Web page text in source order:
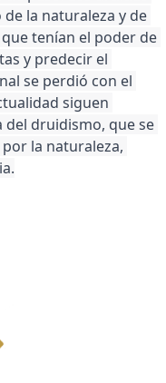
la naturaleza y de
tenían el poder de
y predecir el
se perdió con el
siguen
druidismo, que se
la naturaleza,